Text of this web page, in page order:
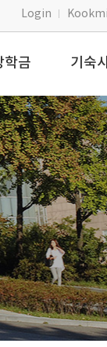
Login
학금 기숙